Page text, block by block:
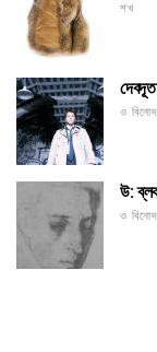
শখ
ও
উ:
ও